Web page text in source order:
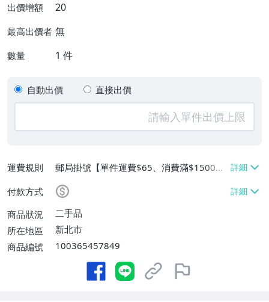
出價增額 20
最高出價者 無
數量 1 件
自動出價 直接出價
運費規則
郵局掛號【單件運費$65、消費滿$1500免
運費】
付款方式
商品狀況
二手品
所在地區
新北市
商品編號
100365457849